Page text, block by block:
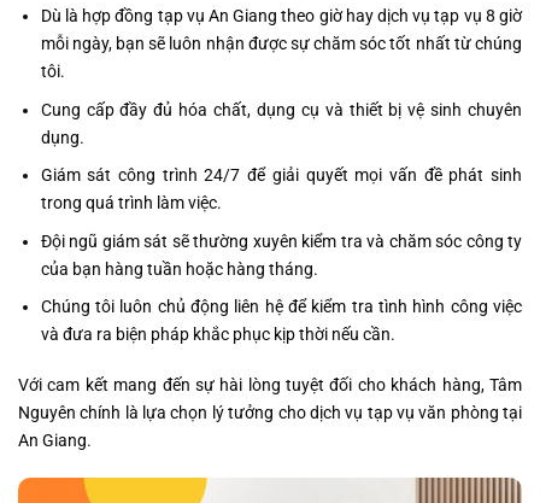
Dù là hợp đồng tạp vụ An Giang theo giờ hay dịch vụ tạp vụ 8 giờ
mỗi ngày, bạn sẽ luôn nhận được sự chăm sóc tốt nhất từ chúng
tôi.
Cung cấp đầy đủ hóa chất, dụng cụ và thiết bị vệ sinh chuyên
dụng.
Giám sát công trình 24/7 để giải quyết mọi vấn đề phát sinh
trong quá trình làm việc.
Đội ngũ giám sát sẽ thường xuyên kiểm tra và chăm sóc công ty
của bạn hàng tuần hoặc hàng tháng.
Chúng tôi luôn chủ động liên hệ để kiểm tra tình hình công việc
và đưa ra biện pháp khắc phục kịp thời nếu cần.
Với cam kết mang đến sự hài lòng tuyệt đối cho khách hàng, Tâm
Nguyên chính là lựa chọn lý tưởng cho dịch vụ tạp vụ văn phòng tại
An Giang.